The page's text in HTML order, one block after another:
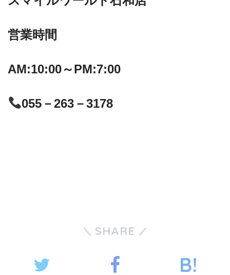
営業時間
AM:10:00～PM:7:00
055－263－3178
SHARE